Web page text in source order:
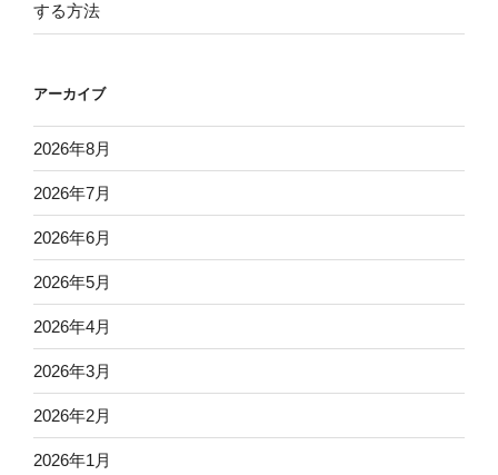
する方法
アーカイブ
2026年8月
2026年7月
2026年6月
2026年5月
2026年4月
2026年3月
2026年2月
2026年1月